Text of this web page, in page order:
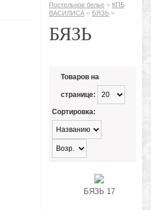
Постельное белье » КПБ
ВАСИЛИСА » БЯЗЬ »
БЯЗЬ
Товаров на
странице:
Сортировка:
БЯЗЬ 17